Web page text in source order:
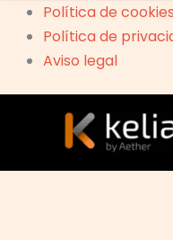
Política de cookies
Política de
Aviso legal